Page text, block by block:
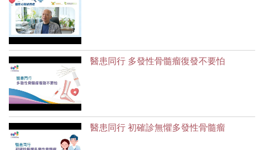
醫患同行 多發性骨髓瘤復發不要怕
醫患同行 初確診無懼多發性骨髓瘤